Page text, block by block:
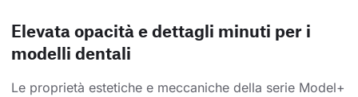
Elevata opacità e dettagli minuti per i
modelli dentali
Le proprietà estetiche e meccaniche della serie Model+